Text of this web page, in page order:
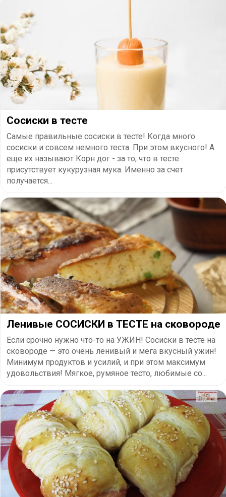
Сосиски в тесте
Самые правильные сосиски в тесте! Когда много
сосиски и совсем немного теста. При этом вкусного! А
еще их называют Корн дог - за то, что в тесте
присутствует кукурузная мука. Именно за счет
получается...
​Ленивые СОСИСКИ в ТЕСТЕ на сковороде
Если срочно нужно что-то на УЖИН! Сосиски в тесте на
сковороде — это очень ленивый и мега вкусный ужин!
Минимум продуктов и усилий, и при этом максимум
удовольствия! Мягкое, румяное тесто, любимые со...